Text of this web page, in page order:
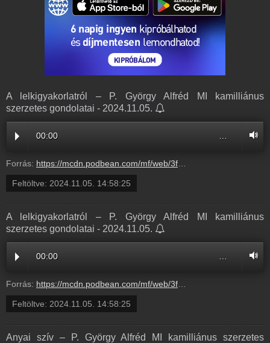
A lelkigyakorlatról – P. György Alfréd MI kamilliánus
szerzetes gondolatai - 2024.11.05.
00:00
Forrás: https://mcdn.podbean.com/mf/web/3fkkjpi6dy9xziyf/A_lelkigyakorlatr_l_Gy_rgy_Alfr_d_atya_Alm_dial_gus_202468cud.mp3
Feltöltve: 2024.11.05. 14:58:25
A lelkigyakorlatról – P. György Alfréd MI kamilliánus
szerzetes gondolatai - 2024.11.05.
00:00
Forrás: https://mcdn.podbean.com/mf/web/3fkkjpi6dy9xziyf/A_lelkigyakorlatr_l_Gy_rgy_Alfr_d_atya_Alm_dial_gus_202468cud.mp3
Feltöltve: 2024.11.05. 14:58:25
Anyai szív – P. György Alfréd MI kamilliánus szerzetes